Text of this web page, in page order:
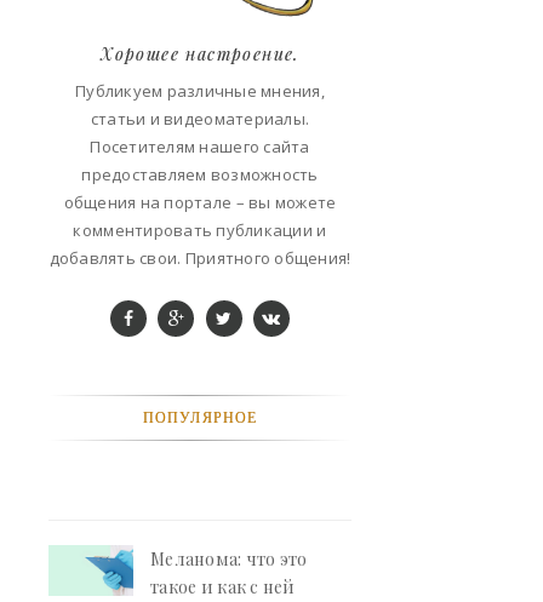
Хорошее настроение.
Публикуем различные мнения,
статьи и видеоматериалы.
Посетителям нашего сайта
предоставляем возможность
общения на портале – вы можете
комментировать публикации и
добавлять свои. Приятного общения!
ПОПУЛЯРНОЕ
Меланома: что это
такое и как с ней